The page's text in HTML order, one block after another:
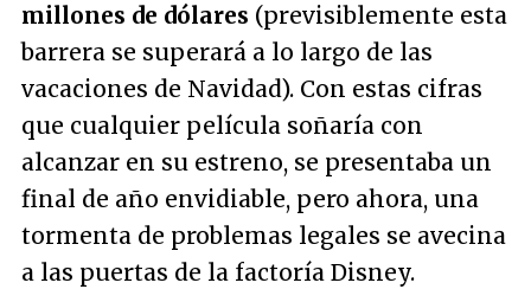
millones de dólares (previsiblemente esta
barrera se superará a lo largo de las
vacaciones de Navidad). Con estas cifras
que cualquier película soñaría con
alcanzar en su estreno, se presentaba un
final de año envidiable, pero ahora, una
tormenta de problemas legales se avecina
a las puertas de la factoría Disney.